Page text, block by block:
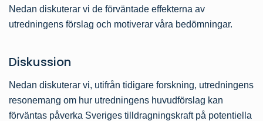
Nedan diskuterar vi de förväntade effekterna av
utredningens förslag och motiverar våra bedömningar.
Diskussion
Nedan diskuterar vi, utifrån tidigare forskning, utredningens
resonemang om hur utredningens huvudförslag kan
förväntas påverka Sveriges tilldragningskraft på potentiella